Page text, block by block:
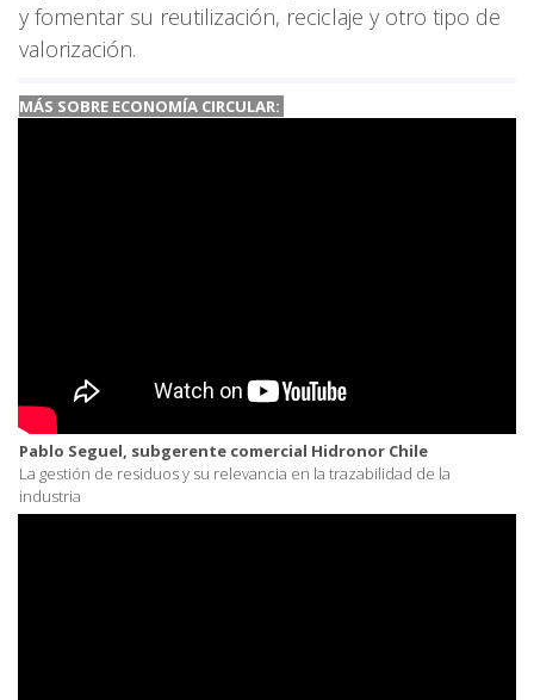
y fomentar su reutilización, reciclaje y otro tipo de
valorización.
MÁS SOBRE ECONOMÍA CIRCULAR:
Pablo Seguel, subgerente comercial Hidronor Chile
La gestión de residuos y su relevancia en la trazabilidad de la
industria